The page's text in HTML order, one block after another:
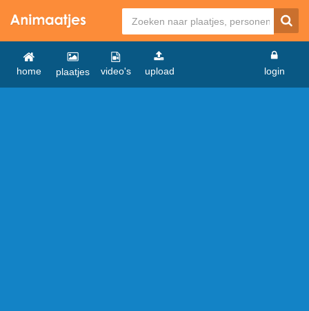
home plaatjes video's upload login